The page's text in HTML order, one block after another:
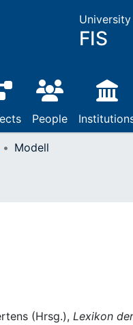
FIS
People
Modell
(Hrsg.), Lexikon